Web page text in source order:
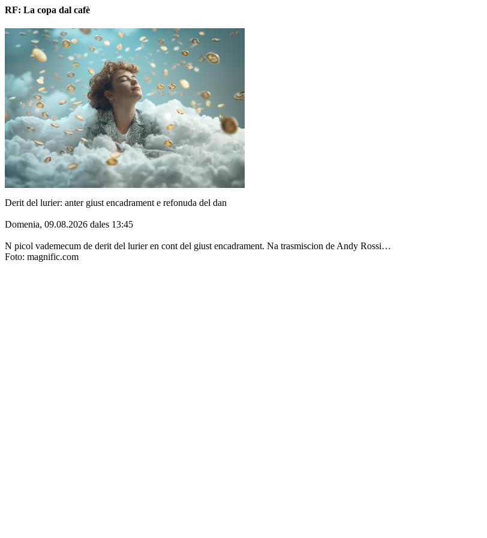
RF: La copa dal cafè
Derit del lurier: anter giust encadrament e refonuda del dan
Domenia, 09.08.2026 dales 13:45
N picol vademecum de derit del lurier en cont del giust encadrament. Na trasmiscion de Andy Rossi…
Foto: magnific.com